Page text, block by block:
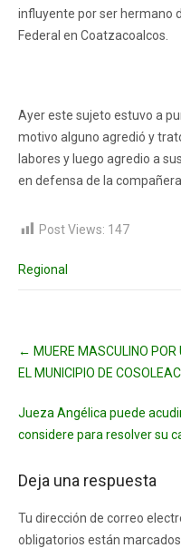
influyente por ser hermano
Federal en Coatzacoalcos.
Ayer este sujeto estuvo a
motivo alguno agredió y
labores y luego agredio a
en defensa de la compañera
Post Views: 147
Regional
navigation
← MUERE MASCULINO POR
EL MUNICIPIO DE
Jueza Angélica puede
considere para resolver su
Deja una respuesta
Tu dirección de correo
obligatorios están